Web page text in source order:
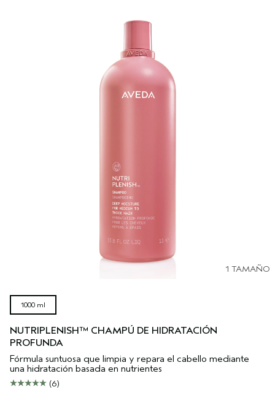
1 TAMAÑO
1000 ml
NUTRIPLENISH™ CHAMPÚ DE HIDRATACIÓN
PROFUNDA
Fórmula suntuosa que limpia y repara el cabello mediante
una hidratación basada en nutrientes
(6)